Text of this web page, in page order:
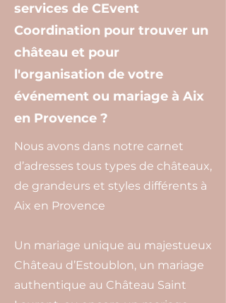
services de CEvent
Coordination pour trouver un
château et pour
l'organisation de votre
événement ou mariage à Aix
en Provence ?
Nous avons dans notre carnet
d’adresses tous types de châteaux,
de grandeurs et styles différents à
Aix en Provence
Un mariage unique au majestueux
Château d’Estoublon, un mariage
authentique au Château Saint